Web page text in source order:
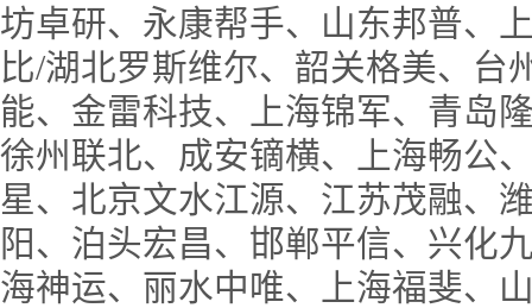
坊卓研、永康帮手、山东邦普、
比/湖北罗斯维尔、韶关格美、台
能、金雷科技、上海锦军、青岛
徐州联北、成安镝横、上海畅公
星、北京文水江源、江苏茂融、
阳、泊头宏昌、邯郸平信、兴化
海神运、丽水中唯、上海福斐、